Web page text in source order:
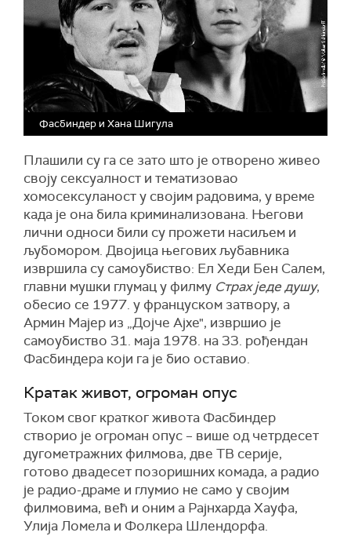
Фасбиндер и Хана Шигула
Плашили су га се зато што је отворено живео
своју сексуалност и тематизовао
хомосексуланост у својим радовима, у време
када је она била криминализована. Његови
лични односи били су прожети насиљем и
љубомором. Двојица његових љубавника
извршила су самоубиство: Ел Хеди Бен Салем,
главни мушки глумац у филму Страх једе душу,
обесио се 1977. у француском затвору, а
Армин Мајер из „Дојче Ајхе", извршио је
самоубиство 31. маја 1978. на 33. рођендан
Фасбиндера који га је био оставио.
Кратак живот, огроман опус
Током свог кратког живота Фасбиндер
створио је огроман опус – више од четрдесет
дугометражних филмова, две ТВ серије,
готово двадесет позоришних комада, а радио
је радио-драме и глумио не само у својим
филмовима, већ и оним а Рајнхарда Хауфа,
Улија Ломела и Фолкера Шлендорфа.